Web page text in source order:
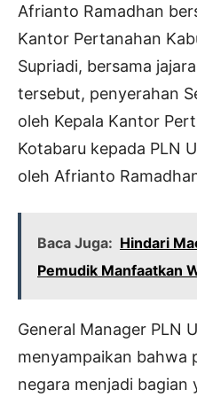
Afrianto Ramadhan
Kantor Pertanahan
Supriadi, bersama
tersebut, penyerahan
oleh Kepala Kantor
Kotabaru kepada PLN
oleh Afrianto
Baca Juga: Hindari
Pemudik Manfaatkan
General Manager PLN
menyampaikan bahwa
negara menjadi